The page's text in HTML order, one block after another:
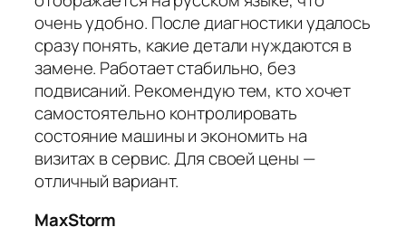
очень удобно. После диагностики удалось
сразу понять, какие детали нуждаются в
замене. Работает стабильно, без
подвисаний. Рекомендую тем, кто хочет
самостоятельно контролировать
состояние машины и экономить на
визитах в сервис. Для своей цены —
отличный вариант.
MaxStorm